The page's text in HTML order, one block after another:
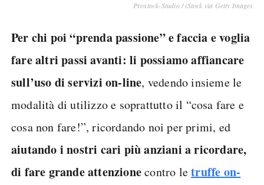
Prostock-Studio / iStock via Getty Images
Per chi poi “prenda passione” e faccia e voglia
fare altri passi avanti: li possiamo affiancare
sull’uso di servizi on-line, vedendo insieme le
modalità di utilizzo e soprattutto il “cosa fare e
cosa non fare!”, ricordando noi per primi, ed
aiutando i nostri cari più anziani a ricordare,
di fare grande attenzionecontro letruffe on-